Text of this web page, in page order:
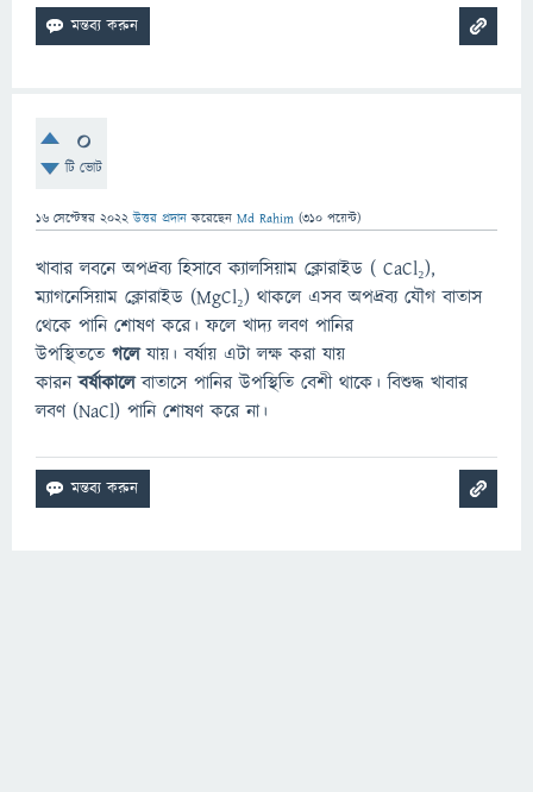
0
টি ভোট
16 সেপ্টেম্বর 2022 উত্তর প্রদান করেছেন Md Rahim (310 পয়েন্ট)
খাবার লবনে অপদ্রব্য হিসাবে ক্যালসিয়াম ক্লোরাইড ( CaCl₂),
ম্যাগনেসিয়াম ক্লোরাইড (MgCl₂) থাকলে এসব অপদ্রব্য যৌগ বাতাস
থেকে পানি শোষণ করে। ফলে খাদ্য লবণ পানির
উপস্থিততে গলেযায়। বর্ষায় এটা লক্ষ করা যায়
কারনবর্ষাকালেবাতাসে পানির উপস্থিতি বেশী থাকে। বিশুদ্ধ খাবার
লবণ (NaCl) পানি শোষণ করে না।